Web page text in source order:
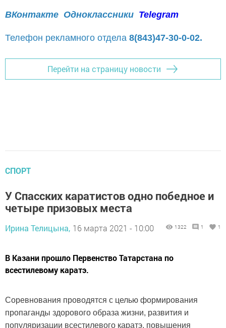
ВКонтакте Одноклассники Telegram
Телефон рекламного отдела 8(843)47-30-0-02.
Перейти на страницу новости
СПОРТ
У Спасских каратистов одно победное и
четыре призовых места
Ирина Телицына, 16 марта 2021 - 10:00 1322 1 1
В Казани прошло Первенство Татарстана по
всестилевому каратэ.
Соревнования проводятся с целью формирования
пропаганды здорового образа жизни, развития и
популяризации всестилевого каратэ, повышения